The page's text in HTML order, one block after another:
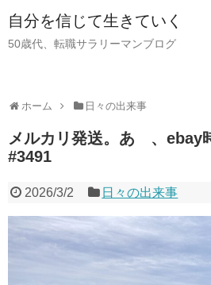
自分を信じて生きていく
50歳代、転職サラリーマンブログ
ホーム 日々の出来事
メルカリ発送。あゝ、ebay
#3491
2026/3/2 日々の出来事